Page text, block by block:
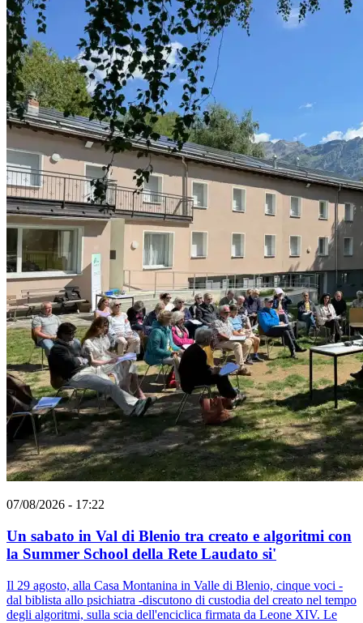
07/08/2026 - 17:22
Un sabato in Val di Blenio tra creato e algoritmi con
la Summer School della Rete Laudato si'
Il 29 agosto, alla Casa Montanina in Valle di Blenio, cinque voci -
dal biblista allo psichiatra -discutono di custodia del creato nel tempo
degli algoritmi, sulla scia dell'enciclica firmata da Leone XIV. Le